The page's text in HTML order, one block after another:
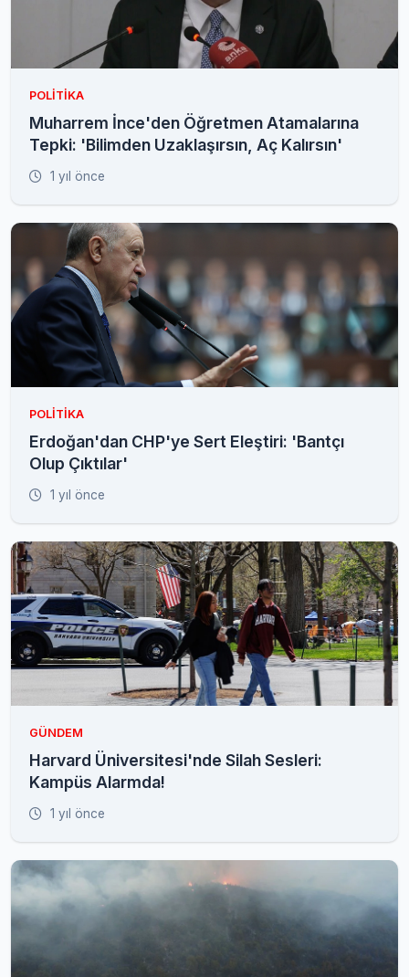
POLITIKA
Muharrem İnce'den Öğretmen Atamalarına
Tepki: 'Bilimden Uzaklaşırsın, Aç Kalırsın'
1 yıl önce
POLITIKA
Erdoğan'dan CHP'ye Sert Eleştiri: 'Bantçı
Olup Çıktılar'
1 yıl önce
GÜNDEM
Harvard Üniversitesi'nde Silah Sesleri:
Kampüs Alarmda!
1 yıl önce